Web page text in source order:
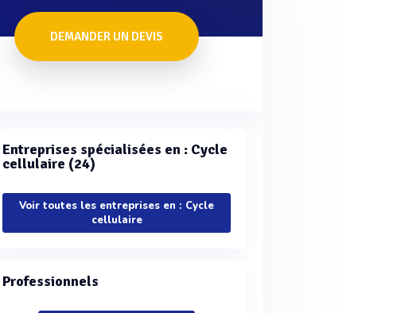
DEMANDER UN DEVIS
Entreprises spécialisées en : Cycle
cellulaire (24)
Voir toutes les entreprises en : Cycle
cellulaire
Professionnels